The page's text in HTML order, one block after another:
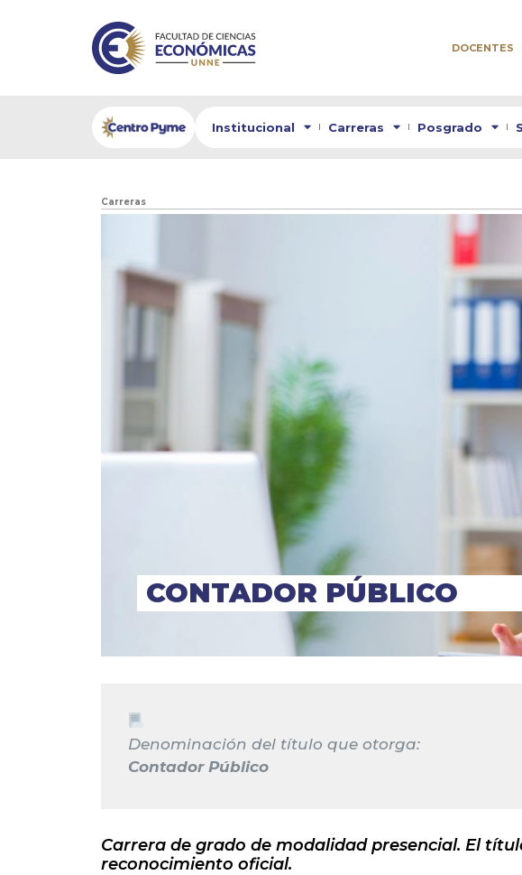
DOCENTES
Institucional Carreras Posgrado
Carreras
CONTADOR PÚBLICO
Denominación del título que otorga:
Contador Público
Carrera de grado de modalidad presencial. El
reconocimiento oficial.